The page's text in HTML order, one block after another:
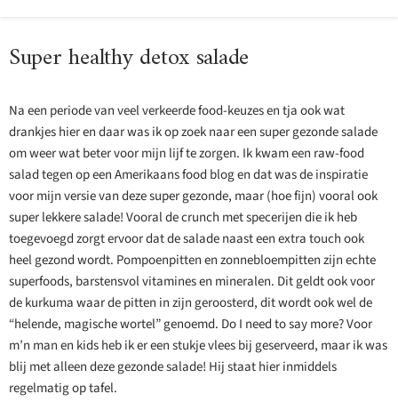
Super healthy detox salade
Na een periode van veel verkeerde food-keuzes en tja ook wat
drankjes hier en daar was ik op zoek naar een super gezonde salade
om weer wat beter voor mijn lijf te zorgen. Ik kwam een raw-food
salad tegen op een Amerikaans food blog en dat was de inspiratie
voor mijn versie van deze super gezonde, maar (hoe fijn) vooral ook
super lekkere salade! Vooral de crunch met specerijen die ik heb
toegevoegd zorgt ervoor dat de salade naast een extra touch ook
heel gezond wordt. Pompoenpitten en zonnebloempitten zijn echte
superfoods, barstensvol vitamines en mineralen. Dit geldt ook voor
de kurkuma waar de pitten in zijn geroosterd, dit wordt ook wel de
“helende, magische wortel” genoemd. Do I need to say more? Voor
m’n man en kids heb ik er een stukje vlees bij geserveerd, maar ik was
blij met alleen deze gezonde salade! Hij staat hier inmiddels
regelmatig op tafel.